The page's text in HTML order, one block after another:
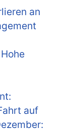
an
auf